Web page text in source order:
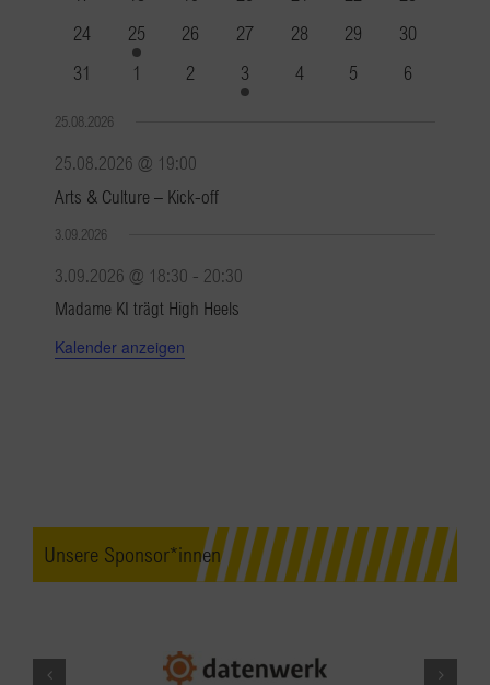
VeranstaltungenVeranstaltungenVeranstaltungenVeranstaltungenVeranstaltungenVeranstaltungen
0
Veranstaltungen
24
1
Veranstaltung
25
0
Veranstaltungen
26
0
Veranstaltungen
27
0
Veranstaltungen
28
0
Veranstaltungen
29
0
30
0
31
0
Veranstaltungen
1
0
Veranstaltungen
2
1
Veranstaltung
3
0
4
0
5
0
6
25.08.2026
25.08.2026 @ 19:00
Arts & Culture – Kick-off
3.09.2026
3.09.2026 @ 18:30 - 20:30
Madame KI trägt High Heels
Kalender anzeigen
Unsere Sponsor*innen